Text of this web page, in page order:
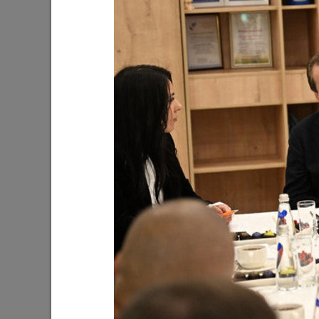
Ильсур Метшин: «Входная группа в
Ленинский сад станет удобнее и
03/08/
Мэр Казани поблагодарил «Парковых
На
Олег
Дима